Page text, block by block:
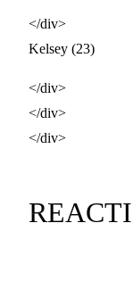
</div>
Kelsey (23)
</div>
</div>
</div>